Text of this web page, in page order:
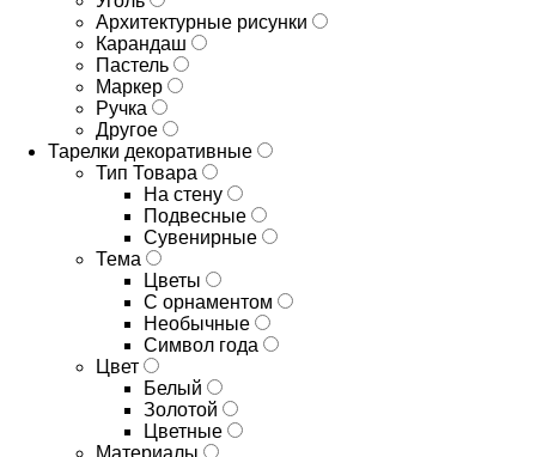
Архитектурные рисунки
Карандаш
Пастель
Маркер
Ручка
Другое
Тарелки декоративные
Тип Товара
На стену
Подвесные
Сувенирные
Тема
Цветы
С орнаментом
Необычные
Символ года
Цвет
Белый
Золотой
Цветные
Материалы